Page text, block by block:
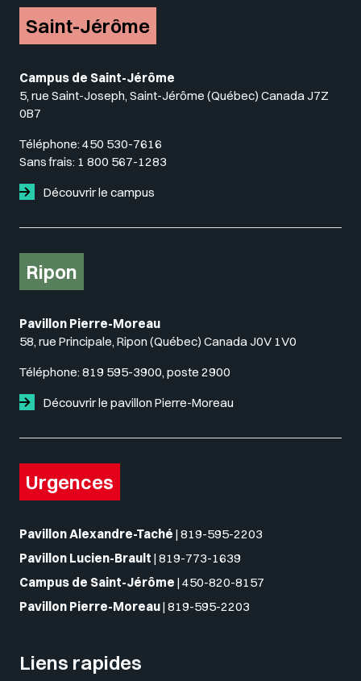
Saint-Jérôme
Campus de Saint-Jérôme
5, rue Saint-Joseph, Saint-Jérôme (Québec) Canada J7Z
0B7
Téléphone: 450 530-7616
Sans frais: 1 800 567-1283
Découvrir le campus
Ripon
Pavillon Pierre-Moreau
58, rue Principale, Ripon (Québec) Canada J0V 1V0
Téléphone: 819 595-3900, poste 2900
Découvrir le pavillon Pierre-Moreau
Urgences
Pavillon Alexandre-Taché | 819-595-2203
Pavillon Lucien-Brault | 819-773-1639
Campus de Saint-Jérôme | 450-820-8157
Pavillon Pierre-Moreau| 819-595-2203
Liens rapides